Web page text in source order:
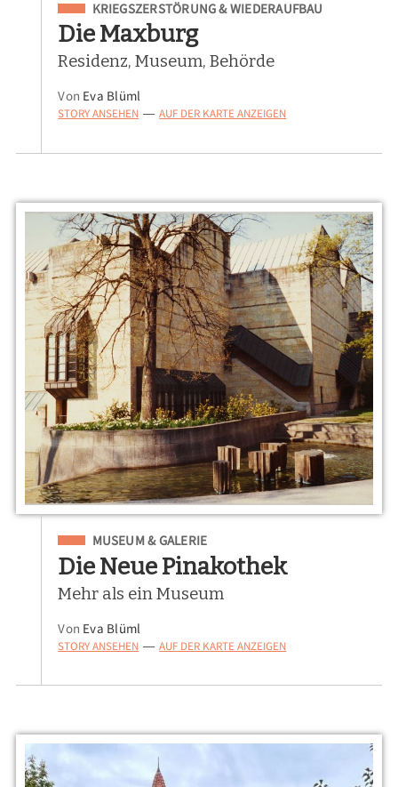
Eingeordnet unter
KRIEGSZERSTÖRUNG & WIEDERAUFBAU
Die Maxburg
Residenz, Museum, Behörde
Von Eva Blüml
STORY ANSEHEN — AUF DER KARTE ANZEIGEN
Eingeordnet unter
MUSEUM & GALERIE
Die Neue Pinakothek
Mehr als ein Museum
Von Eva Blüml
STORY ANSEHEN — AUF DER KARTE ANZEIGEN